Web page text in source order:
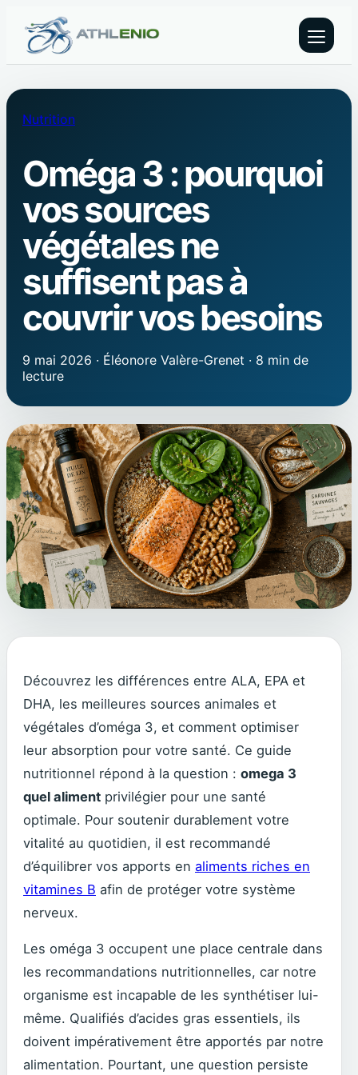
Nutrition
Oméga 3 : pourquoi
vos sources
végétales ne
suffisent pas à
couvrir vos besoins
9 mai 2026 · Éléonore Valère-Grenet · 8 min de
lecture
Découvrez les différences entre ALA, EPA et
DHA, les meilleures sources animales et
végétales d’oméga 3, et comment optimiser
leur absorption pour votre santé. Ce guide
nutritionnel répond à la question : omega 3
quel aliment privilégier pour une santé
optimale. Pour soutenir durablement votre
vitalité au quotidien, il est recommandé
d’équilibrer vos apports en aliments riches en
vitamines B afin de protéger votre système
nerveux.
Les oméga 3 occupent une place centrale dans
les recommandations nutritionnelles, car notre
organisme est incapable de les synthétiser lui-
même. Qualifiés d’acides gras essentiels, ils
doivent impérativement être apportés par notre
alimentation. Pourtant, une question persiste